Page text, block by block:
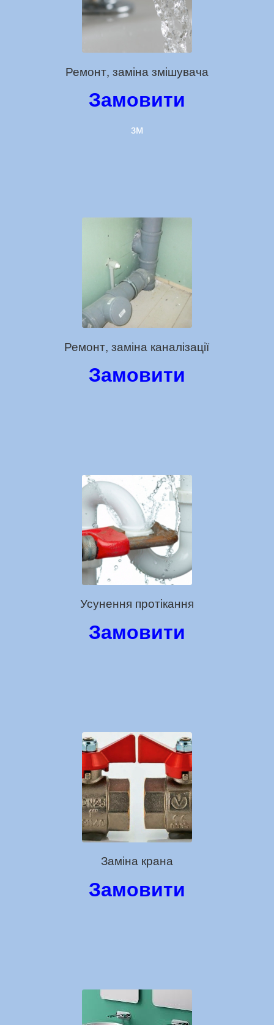
Ремонт, заміна змішувача
Замовити
зм
Ремонт, заміна каналізації
Замовити
Усунення протікання
Замовити
Заміна крана
Замовити